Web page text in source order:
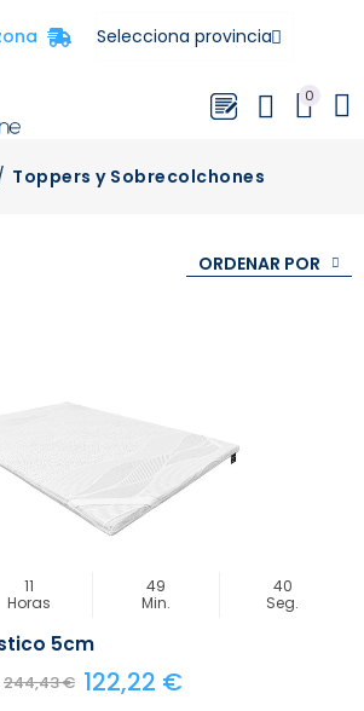
0
Toppers y Sobrecolchones
ORDENAR POR
11
Horas
49
Min.
40
Seg.
5cm
244,43 € 122,22 €